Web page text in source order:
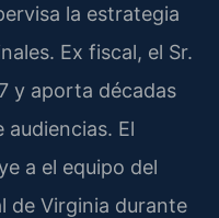
la estrategia
Ex fiscal, el Sr.
y aporta décadas
audiencias. El
a el equipo del
de Virginia durante